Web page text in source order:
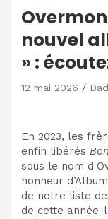
nouvel
» :
12 mai 2026
En 2023, les
enfin libérés
sous le nom
honneur
de notre liste
de cette année-